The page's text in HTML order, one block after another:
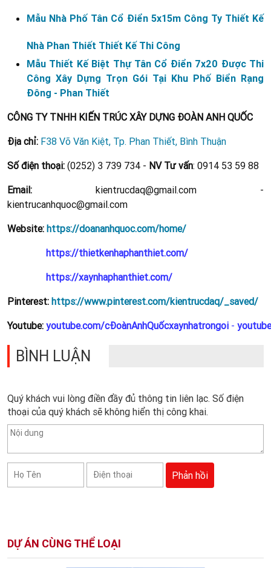
Mẫu Nhà Phố Tân Cổ Điển 5x15m Công Ty Thiết Kế
Nhà Phan Thiết Thiết Kế Thi Công
Mẫu Thiết Kế Biệt Thự Tân Cổ Điển 7x20 Được Thi
Công Xây Dựng Trọn Gói Tại Khu Phố Biển Rạng
Đông - Phan Thiết
CÔNG TY TNHH KIẾN TRÚC XÂY DỰNG ĐOÀN ANH QUỐC
Địa chỉ: F38 Võ Văn Kiệt, Tp. Phan Thiết, Bình Thuận
Số điện thoại: (0252) 3 739 734 - NV Tư vấn: 0914 53 59 88
Email: kientrucdaq@gmail.com -
kientrucanhquoc@gmail.com
Website: https://doananhquoc.com/home/
https://thietkenhaphanthiet.com/
https://xaynhaphanthiet.com/
Pinterest: https://www.pinterest.com/kientrucdaq/_saved/
Youtube: youtube.com/cĐoànAnhQuốcxaynhatrongoi -
BÌNH LUẬN
Quý khách vui lòng điền đầy đủ thông tin liên lạc. Số điện
thoại của quý khách sẽ không hiển thị công khai.
DỰ ÁN CÙNG THỂ LOẠI